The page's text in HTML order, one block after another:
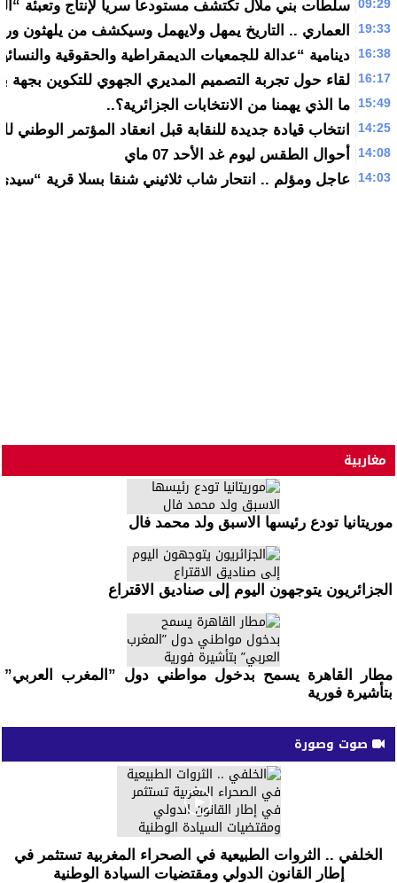
09:29 سلطات بني ملال تكتشف مستودعا سريا لإنتاج وتعبئة
19:33 العماري .. التاريخ يمهل ولايهمل وسيكشف من يلهثون
16:38 دينامية “عدالة للجمعيات الديمقراطية والحقوقية
16:17 لقاء حول تجربة التصميم المديري الجهوي للتكوين بجهة
15:49 ما‭ ‬الذي‭ ‬يهمنا‭ ‬من‭ ‬الانتخابات‭ ‬الجزائرية؟‮..‬
14:25 انتخاب قيادة جديدة للنقابة قبل انعقاد المؤتمر الوطني
14:08 أحوال الطقس ليوم غد الأحد 07 ماي
14:03 عاجل ومؤلم .. انتحار شاب ثلاثيني شنقا بسلا قرية
مغاربية
موريتانيا تودع رئيسها الاسبق ولد محمد فال
الجزائريون يتوجهون اليوم إلى صناديق الاقتراع
مطار القاهرة يسمح بدخول مواطني دول ”المغرب العربي”
بتأشيرة فورية
صوت وصورة
الخلفي .. الثروات الطبيعية في الصحراء المغربية تستثمر في
إطار القانون الدولي ومقتضيات السيادة الوطنية